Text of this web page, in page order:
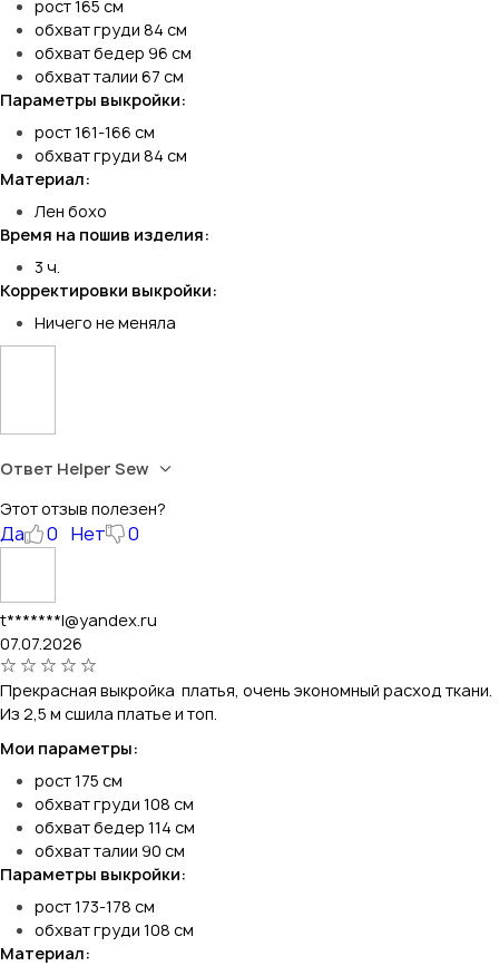
рост 165 см
обхват груди 84 см
обхват бедер 96 см
обхват талии 67 см
Параметры выкройки:
рост 161-166 см
обхват груди 84 см
Материал:
Лен бохо
Время на пошив изделия:
3 ч.
Корректировки выкройки:
Ничего не меняла
Ответ Helper Sew
Этот отзыв полезен?
Да 0 Нет 0
t*******l@yandex.ru
07.07.2026
Прекрасная выкройка платья, очень экономный расход ткани.
Из 2,5 м сшила платье и топ.
Мои параметры:
рост 175 см
обхват груди 108 см
обхват бедер 114 см
обхват талии 90 см
Параметры выкройки:
рост 173-178 см
обхват груди 108 см
Материал: